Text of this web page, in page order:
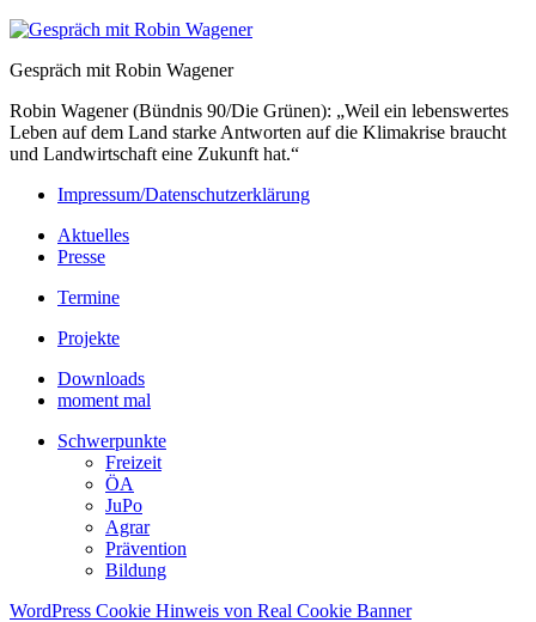
Gespräch mit Robin Wagener
Robin Wagener (Bündnis 90/Die Grünen): „Weil ein lebenswertes
Leben auf dem Land starke Antworten auf die Klimakrise braucht
und Landwirtschaft eine Zukunft hat.“
Impressum/Datenschutzerklärung
Aktuelles
Presse
Termine
Projekte
Downloads
moment mal
Schwerpunkte
Freizeit
ÖA
JuPo
Agrar
Prävention
Bildung
WordPress Cookie Hinweis von Real Cookie Banner